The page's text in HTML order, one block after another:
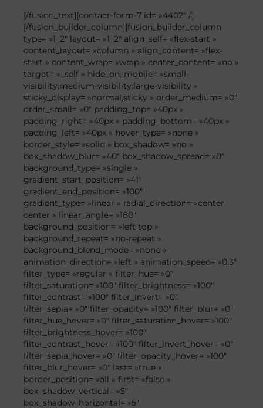
[/fusion_text][contact-form-7 id= »4402″ /]
[/fusion_builder_column][fusion_builder_column
type= »1_2″ layout= »1_2″ align_self= »flex-start »
content_layout= »column » align_content= »flex-
start » content_wrap= »wrap » center_content= »no »
target= »_self » hide_on_mobile= »small-
visibility,medium-visibility,large-visibility »
sticky_display= »normal,sticky » order_medium= »0″
order_small= »0″ padding_top= »40px »
padding_right= »40px » padding_bottom= »40px »
padding_left= »40px » hover_type= »none »
border_style= »solid » box_shadow= »no »
box_shadow_blur= »40″ box_shadow_spread= »0″
background_type= »single »
gradient_start_position= »41″
gradient_end_position= »100″
gradient_type= »linear » radial_direction= »center
center » linear_angle= »180″
background_position= »left top »
background_repeat= »no-repeat »
background_blend_mode= »none »
animation_direction= »left » animation_speed= »0.3″
filter_type= »regular » filter_hue= »0″
filter_saturation= »100″ filter_brightness= »100″
filter_contrast= »100″ filter_invert= »0″
filter_sepia= »0″ filter_opacity= »100″ filter_blur= »0″
filter_hue_hover= »0″ filter_saturation_hover= »100″
filter_brightness_hover= »100″
filter_contrast_hover= »100″ filter_invert_hover= »0″
filter_sepia_hover= »0″ filter_opacity_hover= »100″
filter_blur_hover= »0″ last= »true »
border_position= »all » first= »false »
box_shadow_vertical= »5″
box_shadow_horizontal= »5″